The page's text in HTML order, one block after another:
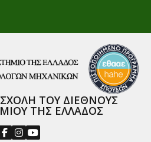
ΤΟΥ ΔΙΕΘΝΟΥΣ
ΤΗΣ ΕΛΛΑΔΟΣ